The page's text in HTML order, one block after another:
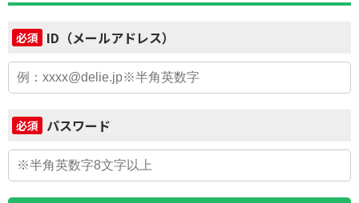
必須 ID（メールアドレス）
必須 パスワード